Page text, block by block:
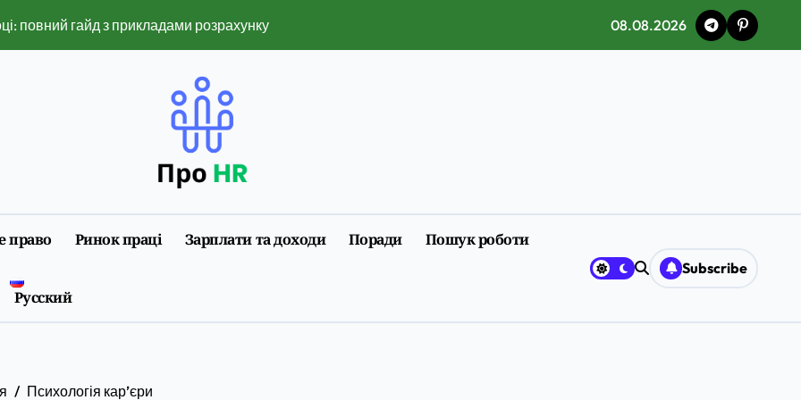
повний гайд з прикладами розрахунку
малому бізнесу контролювати продажі
плати: повний гайд з оформленням і нюансами 2026
індивідуального формату роботи
році: повний розбір обмежень і ризиків
що впливає та як змінюється
08.08.2026
право Ринок праці Зарплати та доходи Поради Пошук роботи
Русский
Subscribe
Психологія кар’єри